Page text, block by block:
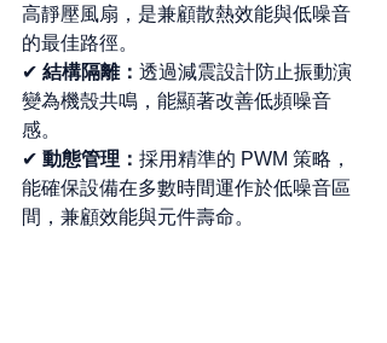
高靜壓風扇，是兼顧散熱效能與低噪音
的最佳路徑。
✔ 結構隔離： 透過減震設計防止振動演
變為機殼共鳴，能顯著改善低頻噪音
感。
✔ 動態管理： 採用精準的 PWM 策略，
能確保設備在多數時間運作於低噪音區
間，兼顧效能與元件壽命。